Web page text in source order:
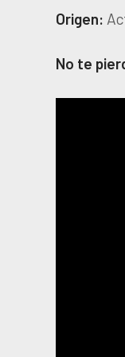
Origen:
No te